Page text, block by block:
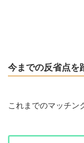
今までの反省点を
これまでのマッチン